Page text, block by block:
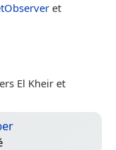
et
El Kheir et